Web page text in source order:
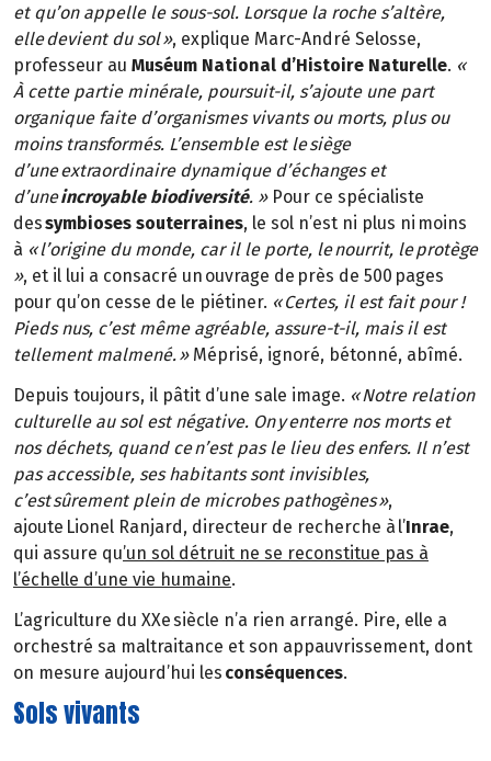
et qu’on appelle le sous-sol. Lorsque la roche s’altère,
elle devient du sol », explique Marc-André Selosse,
professeur au Muséum National d’Histoire Naturelle. «
À cette partie minérale, poursuit-il, s’ajoute une part
organique faite d’organismes vivants ou morts, plus ou
moins transformés. L’ensemble est le siège
d’une extraordinaire dynamique d’échanges et
d’uneincroyable biodiversité. »Pour ce spécialiste
dessymbioses souterraines, le sol n’est ni plus ni moins
à « l’origine du monde, car il le porte, le nourrit, le protège
», et il lui a consacré un ouvrage de près de 500 pages
pour qu’on cesse de le piétiner. « Certes, il est fait pour !
Pieds nus, c’est même agréable, assure-t-il, mais il est
tellement malmené. »Méprisé, ignoré, bétonné, abîmé.
Depuis toujours, il pâtit d’une sale image. « Notre relation
culturelle au sol est négative. On y enterre nos morts et
nos déchets, quand ce n’est pas le lieu des enfers. Il n’est
pas accessible, ses habitants sont invisibles,
c’est sûrement plein de microbes pathogènes »,
ajoute Lionel Ranjard, directeur de recherche à l’Inrae,
qui assure qu’un sol détruit ne se reconstitue pas à
l’échelle d’une vie humaine.
L’agriculture du XXe siècle n’a rien arrangé. Pire, elle a
orchestré sa maltraitance et son appauvrissement, dont
on mesure aujourd’hui les conséquences.
Sols vivants